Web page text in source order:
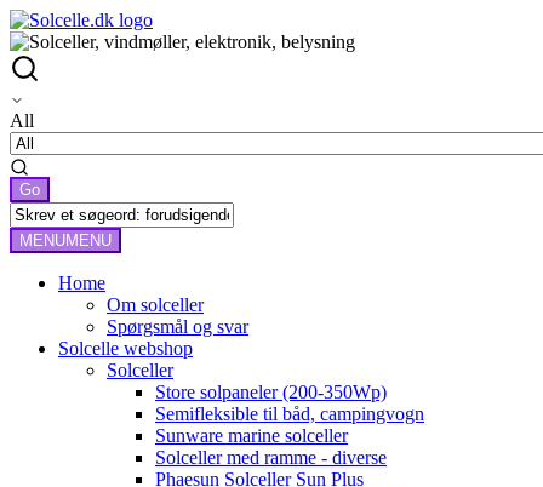
All
MENUMENU
Home
Om solceller
Spørgsmål og svar
Solcelle webshop
Solceller
Store solpaneler (200-350Wp)
Semifleksible til båd, campingvogn
Sunware marine solceller
Solceller med ramme - diverse
Phaesun Solceller Sun Plus